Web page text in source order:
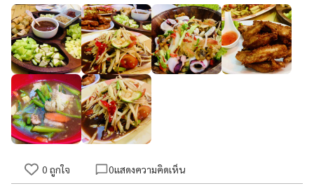
โครงการคนละครึ่งและ ม.33 และมี Delivery ด้วยน๊าา #ร้านนี้พี่แหม่มมี่
แนะนำ #ต้องลองแล้วมั้ยคะ 😆
0 ถูกใจ 0แสดงความคิดเห็น